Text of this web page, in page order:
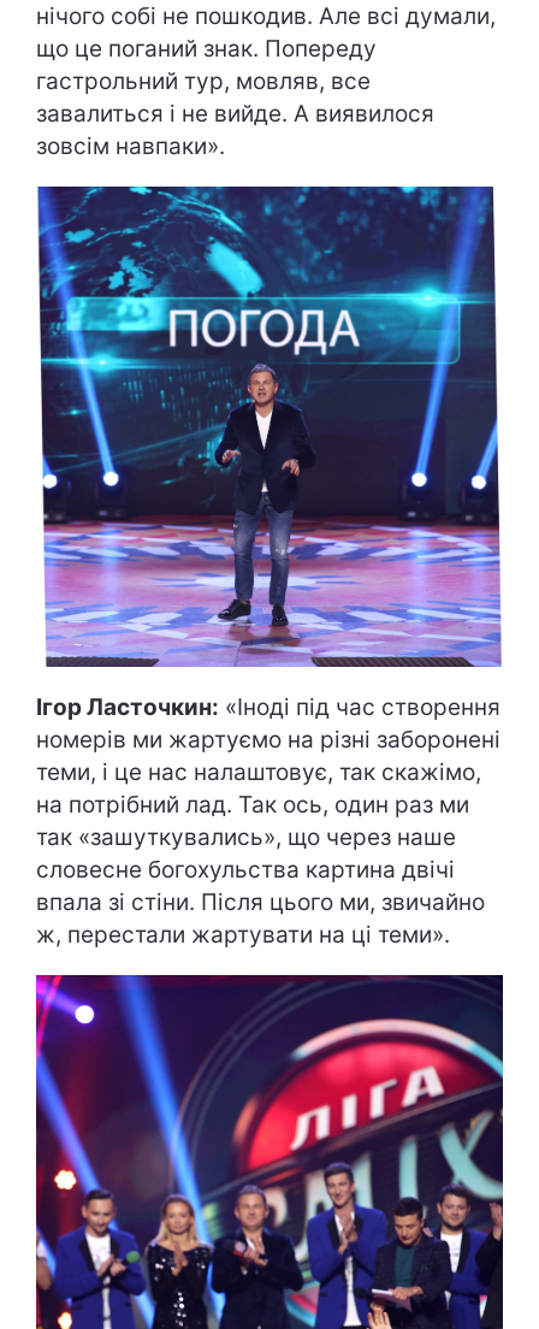
нічого собі не пошкодив. Але всі думали,
що це поганий знак. Попереду
гастрольний тур, мовляв, все
завалиться і не вийде. А виявилося
зовсім навпаки».
Ігор Ласточкин: «Іноді під час створення
номерів ми жартуємо на різні заборонені
теми, і це нас налаштовує, так скажімо,
на потрібний лад. Так ось, один раз ми
так «зашуткувались», що через наше
словесне богохульства картина двічі
впала зі стіни. Після цього ми, звичайно
ж, перестали жартувати на ці теми».